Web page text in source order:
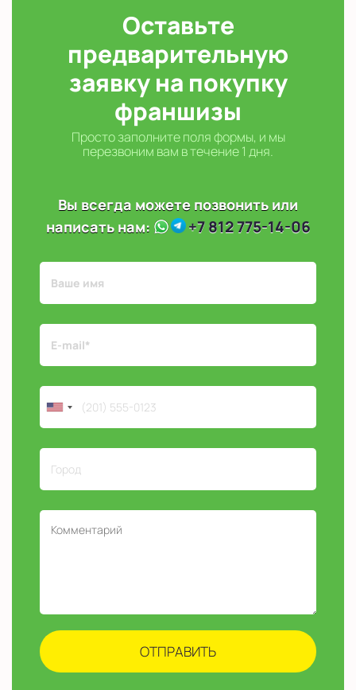
Оставьте
предварительную
заявку на покупку
франшизы
Просто заполните поля формы, и мы
перезвоним вам в течение 1 дня.
Вы всегда можете позвонить или
написать нам:
+7 812 775-14-06